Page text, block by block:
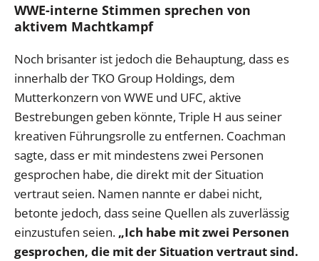
WWE-interne Stimmen sprechen von
aktivem Machtkampf
Noch brisanter ist jedoch die Behauptung, dass es
innerhalb der TKO Group Holdings, dem
Mutterkonzern von WWE und UFC, aktive
Bestrebungen geben könnte, Triple H aus seiner
kreativen Führungsrolle zu entfernen. Coachman
sagte, dass er mit mindestens zwei Personen
gesprochen habe, die direkt mit der Situation
vertraut seien. Namen nannte er dabei nicht,
betonte jedoch, dass seine Quellen als zuverlässig
einzustufen seien. „Ich habe mit zwei Personen
gesprochen, die mit der Situation vertraut sind.